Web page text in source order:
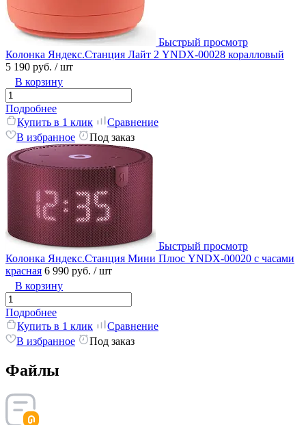
Быстрый просмотр
Колонка Яндекс.Станция Лайт 2 YNDX-00028 коралловый
5 190 руб. / шт
В корзину
Подробнее
Купить в 1 клик
Сравнение
В избранное
Под заказ
Быстрый просмотр
Колонка Яндекс.Станция Мини Плюс YNDX-00020 с часами
красная 6 990 руб. / шт
В корзину
Подробнее
Купить в 1 клик
Сравнение
В избранное
Под заказ
Файлы